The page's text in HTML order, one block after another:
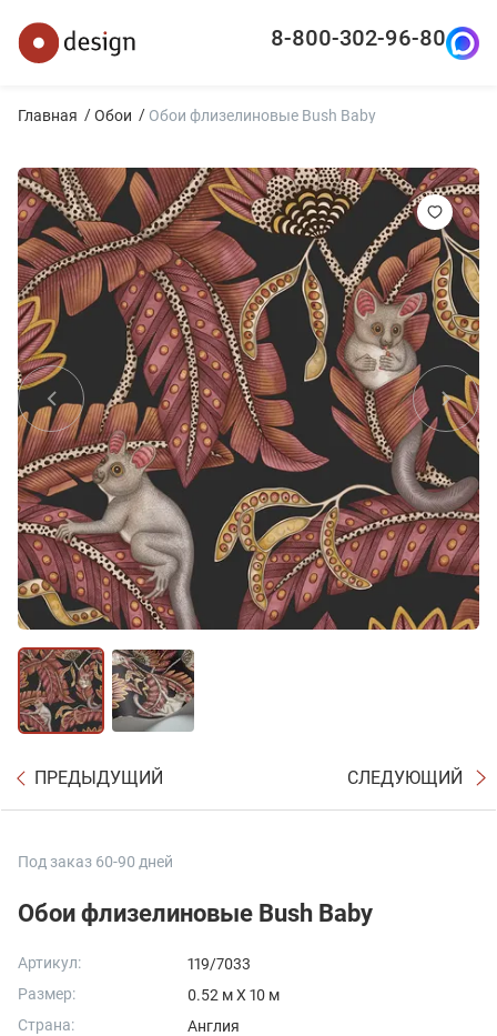
8-800-302-96-80
Главная Обои Обои флизелиновые Bush Baby
ПРЕДЫДУЩИЙ СЛЕДУЮЩИЙ
Под заказ 60-90 дней
Обои флизелиновые Bush Baby
Артикул:
119/7033
Размер:
0.52 м X 10 м
Страна:
Англия